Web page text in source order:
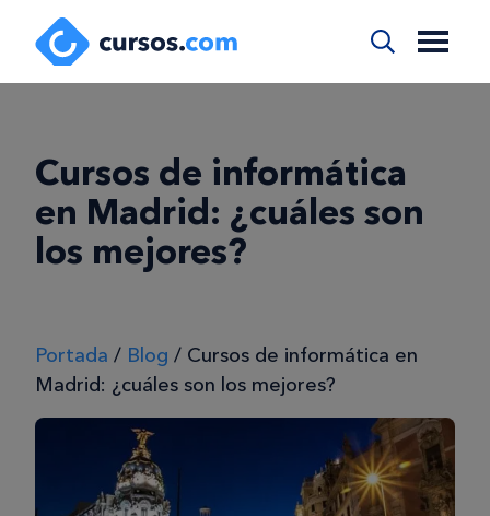
Cursos de informática
en Madrid: ¿cuáles son
los mejores?
Portada / Blog / Cursos de informática en
Madrid: ¿cuáles son los mejores?